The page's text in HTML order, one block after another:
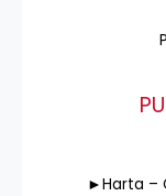
►Harta –